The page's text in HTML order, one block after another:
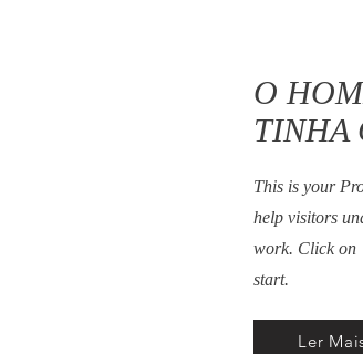
O
TINHA
This is your
help visitors
work. Click on
start.
Ler